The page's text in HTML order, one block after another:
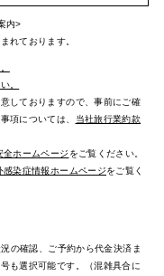
内>
れております。
。
しておりますので、事前にご確
項については、
当社旅行業約款
全ホームページ をご覧ください。
感染症情報ホームページをご覧く
の確認、ご予約から代金決済ま
も選択可能です。（混雑具合に